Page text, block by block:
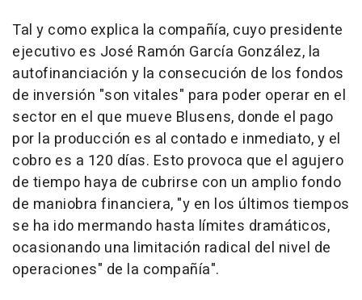
Tal y como explica la compañía, cuyo presidente
ejecutivo es José Ramón García González, la
autofinanciación y la consecución de los fondos
de inversión "son vitales" para poder operar en el
sector en el que mueve Blusens, donde el pago
por la producción es al contado e inmediato, y el
cobro es a 120 días. Esto provoca que el agujero
de tiempo haya de cubrirse con un amplio fondo
de maniobra financiera, "y en los últimos tiempos
se ha ido mermando hasta límites dramáticos,
ocasionando una limitación radical del nivel de
operaciones" de la compañía".